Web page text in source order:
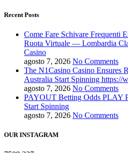
Recent Posts
Come Fare Schivare Frequenti
Ruota Virtuale — Lombardia
Casino
agosto 7, 2026 No Comments
The N1Casino Casino Ensures
Australia Start Spinning https://
agosto 7, 2026 No Comments
PAYOUT Betting Odds PLAY
Start Spinning
agosto 7, 2026 No Comments
OUR INSTAGRAM